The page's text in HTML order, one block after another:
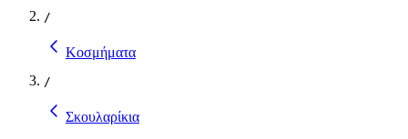
/
Κοσμήματα
/
Σκουλαρίκια